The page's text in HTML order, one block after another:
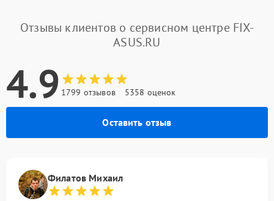
Отзывы клиентов о сервисном центре FIX-
ASUS.RU
4.9 1799 отзывов 5358 оценок
Оставить отзыв
Филатов Михаил